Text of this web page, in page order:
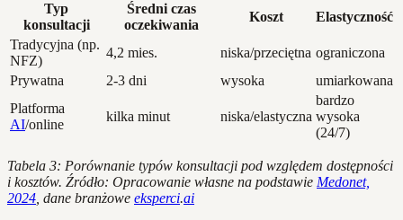
Typ
konsultacji
Średni czas
oczekiwania
Koszt
Elastyczność
Tradycyjna (np.
NFZ)
4,2 mies. niska/przeciętna ograniczona
Prywatna
2-3 dni wysoka
umiarkowana
Platforma
AI/online
kilka minut niska/elastyczna
bardzo
wysoka
(24/7)
Tabela 3: Porównanie typów konsultacji pod względem dostępności
i kosztów. Źródło: Opracowanie własne na podstawie Medonet,
2024, dane branżowe eksperci.ai